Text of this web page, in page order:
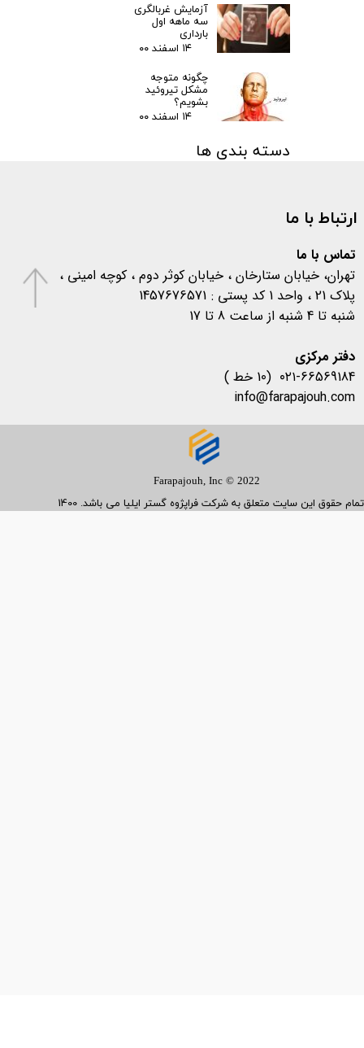
آزمایش غربالگری
سه ماهه اول
بارداری
۱۴ اسفند ۰۰
چگونه متوجه
مشکل تیروئید
بشویم؟
۱۴ اسفند ۰۰
دسته بندی ها
اخبار آزمایشگاهی
متفرقهارتباط با ما
تماس با ما
تهران، خیابان ستارخان ، خیابان کوثر دوم ، کوچه امینی ،
پلاک 21 ، واحد 1 کد پستی : 1457676571
شنبه تا 4 شنبه از ساعت 8 تا 17
​​​​​​​دفتر مرکزی
۰۲۱-66569184 (10 خط )
info@farapajouh.com
Farapajouh, Inc © 2022